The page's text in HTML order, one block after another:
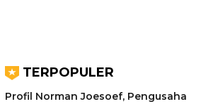
TERPOPULER
Profil Norman Joesoef, Pengusaha